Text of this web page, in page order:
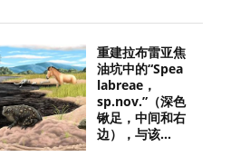
重建拉布雷亚焦
油坑中的“Spea
labreae，
sp.nov.”（深色
锹足，中间和右
边），与该...